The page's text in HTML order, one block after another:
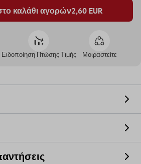
καλάθι αγορών2,60 EUR
Ειδοποίηση Πτώσης Τιμής Μοιραστείτε